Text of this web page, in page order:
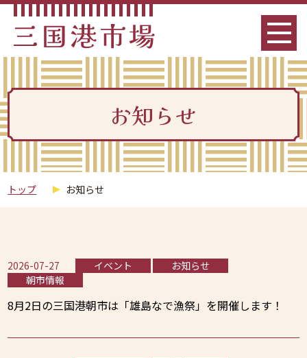
お知らせ
トップ お知らせ
2026-07-27 イベント
お知らせ
朝市情報
8月2日の三国港朝市は「雄島なで漁祭」を開催します！